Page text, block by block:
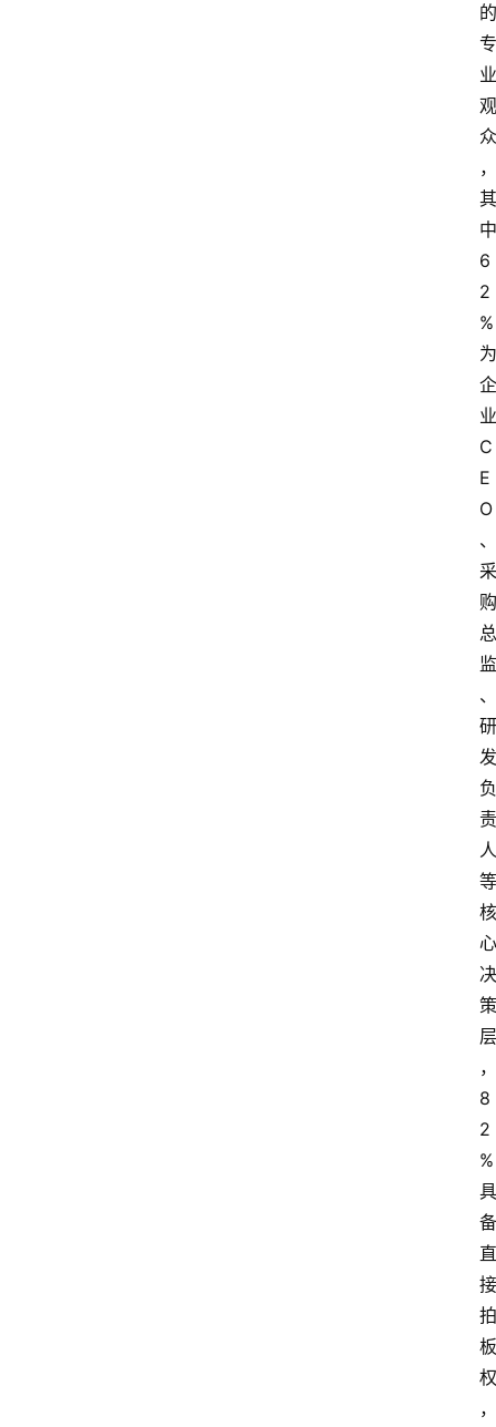
的
专
业
观
众
，
其
中
6
2
%
为
企
业
C
E
O
、
采
购
总
监
、
研
发
负
责
人
等
核
心
决
策
层
，
8
2
%
具
备
直
接
拍
板
权
，